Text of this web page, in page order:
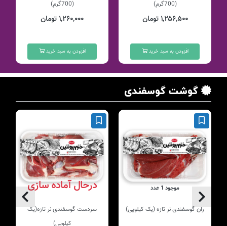
(700گرم)
۱,۲۵۶,۵۰۰ تومان
افزودن به سبد خرید
(700گرم)
۱,۲۶۰,۰۰۰ تومان
افزودن به سبد خرید
گوشت گوسفندی
موجود 1 عدد
ران گوسفندی نر تازه (یک کیلویی)
درحال آماده سازی
سردست گوسفندی نر تازه(یک
کیلویی)